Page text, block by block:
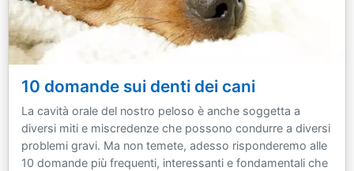
10 domande sui denti dei cani
La cavità orale del nostro peloso è anche soggetta a
diversi miti e miscredenze che possono condurre a diversi
problemi gravi. Ma non temete, adesso risponderemo alle
10 domande più frequenti, interessanti e fondamentali che